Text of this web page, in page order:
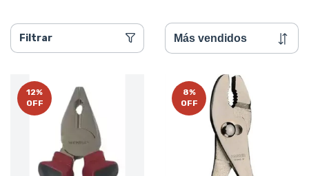
Filtrar
12%
OFF
8%
OFF